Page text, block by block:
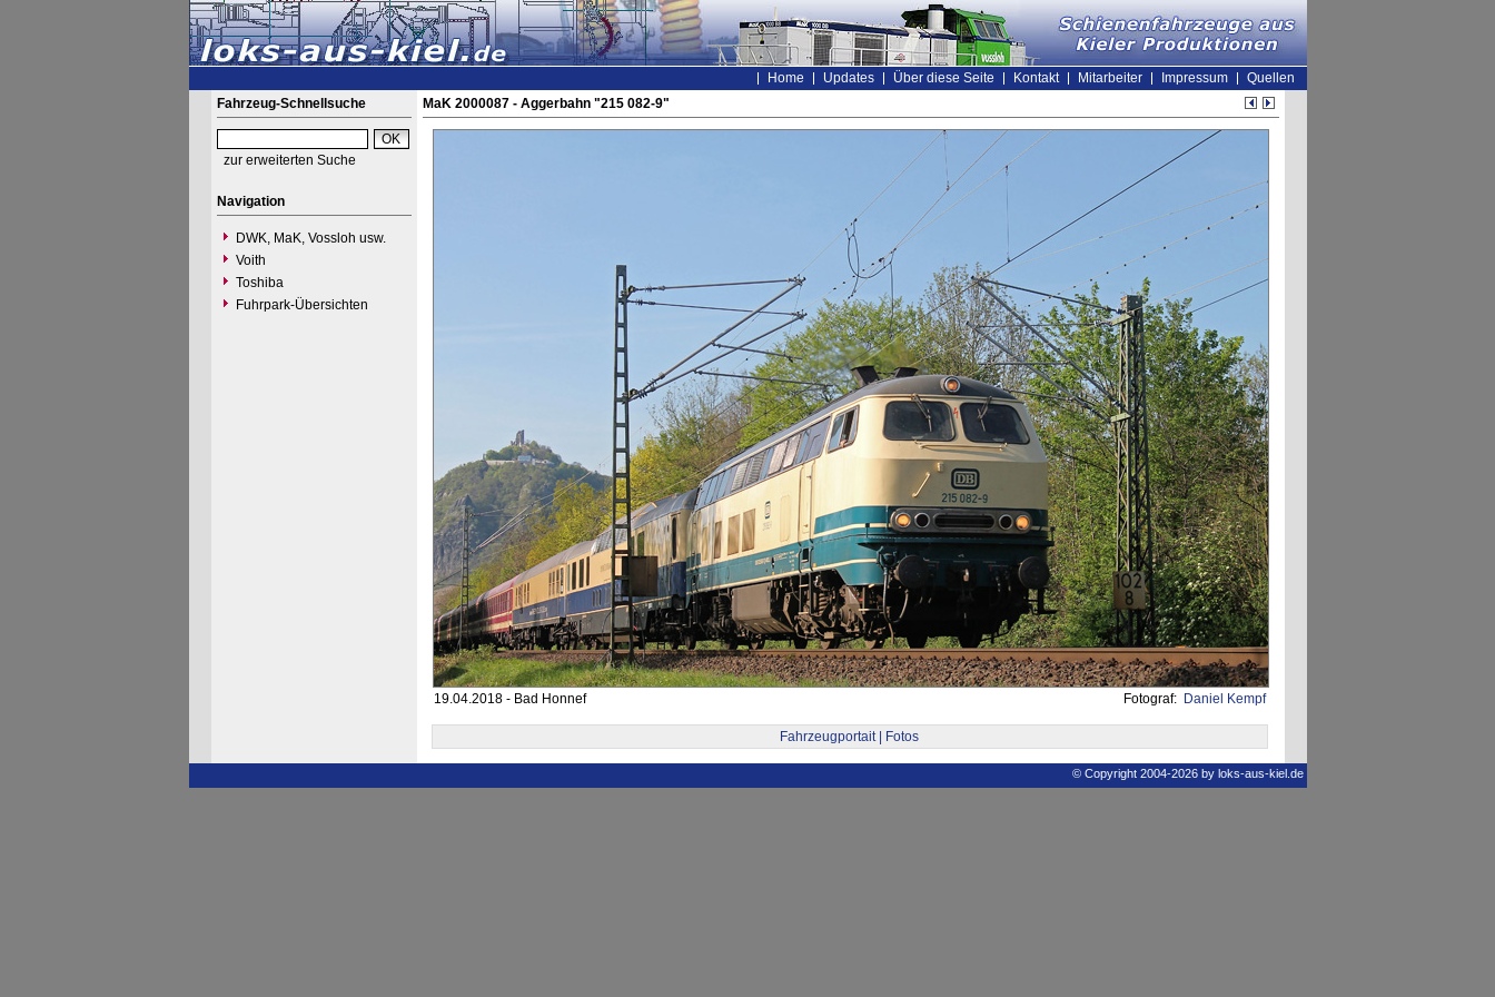
Home Updates Über diese Seite Kontakt Mitarbeiter Impressum
Quellen
Fahrzeug-Schnellsuche
zur erweiterten Suche
Navigation
DWK, MaK, Vossloh usw.
Voith
Toshiba
Fuhrpark-Übersichten
MaK 2000087 - Aggerbahn "215 082-9"
19.04.2018 - Bad Honnef Fotograf: Daniel Kempf
Fahrzeugportait | Fotos
© Copyright 2004-2026 by loks-aus-kiel.de